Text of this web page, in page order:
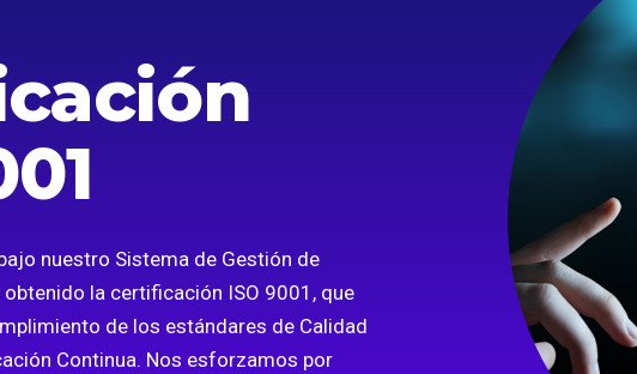
nuestro Sistema de Gestión de
obtenido la certificación ISO 9001, que
de los estándares de Calidad
Continua. Nos esforzamos por